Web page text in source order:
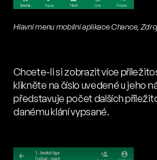
Hlavní menu mobilní aplikace Chance,
Chcete-li si zobrazit více
klikněte na číslo uvedené u jeho
představuje počet dalších
danému klání vypsané.